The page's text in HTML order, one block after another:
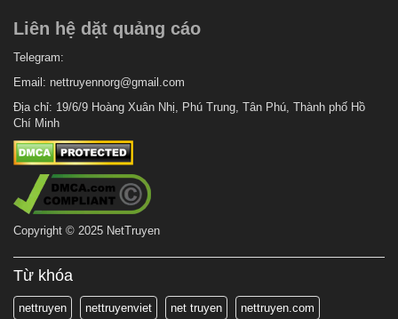
Liên hệ dặt quảng cáo
Telegram:
Email: nettruyennorg@gmail.com
Địa chỉ: 19/6/9 Hoàng Xuân Nhị, Phú Trung, Tân Phú, Thành phố Hồ
Chí Minh
Copyright © 2025 NetTruyen
Từ khóa
nettruyen nettruyenviet net truyen nettruyen.com